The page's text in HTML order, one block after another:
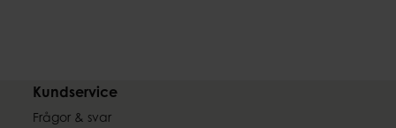
Kundservice
Frågor & svar